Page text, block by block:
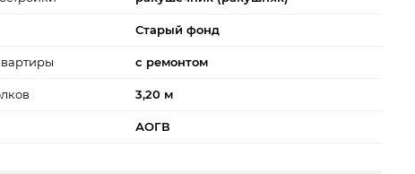
Старый фонд
с ремонтом
3,20 м
АОГВ